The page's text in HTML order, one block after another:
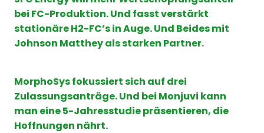
bei FC-Produktion. Und fasst verstärkt
stationäre H2-FC’s in Auge. Und Beides mit
Johnson Matthey als starken Partner.
MorphoSys fokussiert sich auf drei
Zulassungsanträge. Und bei Monjuvi kann
man eine 5-Jahresstudie präsentieren, die
Hoffnungen nährt.